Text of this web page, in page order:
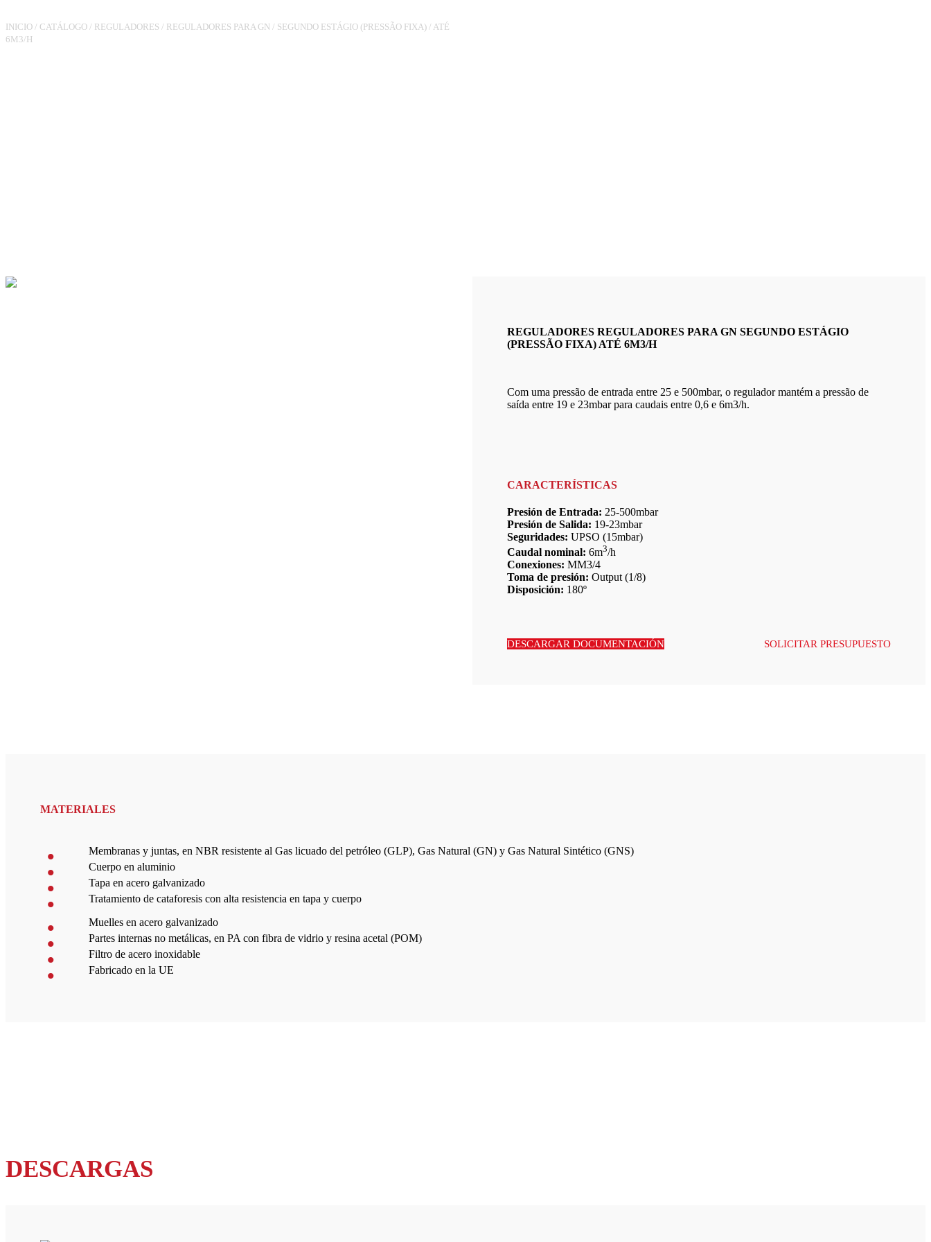
INICIO / CATÁLOGO / REGULADORES / REGULADORES PARA GN / SEGUNDO ESTÁGIO (PRESSÃO FIXA) / ATÉ
6M3/H
REGULADORES REGULADORES PARA GN SEGUNDO ESTÁGIO
(PRESSÃO FIXA) ATÉ 6M3/H
Com uma pressão de entrada entre 25 e 500mbar, o regulador mantém a pressão de
saída entre 19 e 23mbar para caudais entre 0,6 e 6m3/h.
CARACTERÍSTICAS
Presión de Entrada: 25-500mbar
Presión de Salida: 19-23mbar
Seguridades: UPSO (15mbar)
Caudal nominal: 6m3/h
Conexiones: MM3/4
Toma de presión: Output (1/8)
Disposición: 180º
DESCARGAR DOCUMENTACIÓN SOLICITAR PRESUPUESTO
MATERIALES
Membranas y juntas, en NBR resistente al Gas licuado del petróleo (GLP), Gas Natural (GN) y Gas Natural Sintético (GNS)
Cuerpo en aluminio
Tapa en acero galvanizado
Tratamiento de cataforesis con alta resistencia en tapa y cuerpo
Muelles en acero galvanizado
Partes internas no metálicas, en PA con fibra de vidrio y resina acetal (POM)
Filtro de acero inoxidable
Fabricado en la UE
DESCARGAS